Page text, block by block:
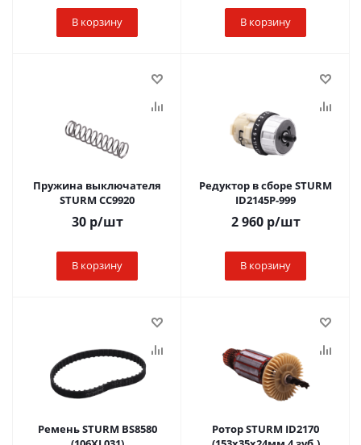
В корзину В корзину
Пружина выключателя
STURM CC9920
30р/шт
В корзину
Редуктор в сборе STURM
ID2145P-999
2 960р/шт
В корзину
Ремень STURM BS8580
Ротор STURM ID2170